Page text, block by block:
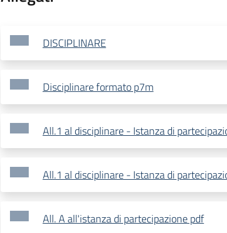
DISCIPLINARE
Disciplinare formato p7m
All.1 al disciplinare - Istanza di
All.1 al disciplinare - Istanza di
All. A all'istanza di partecipazione pdf